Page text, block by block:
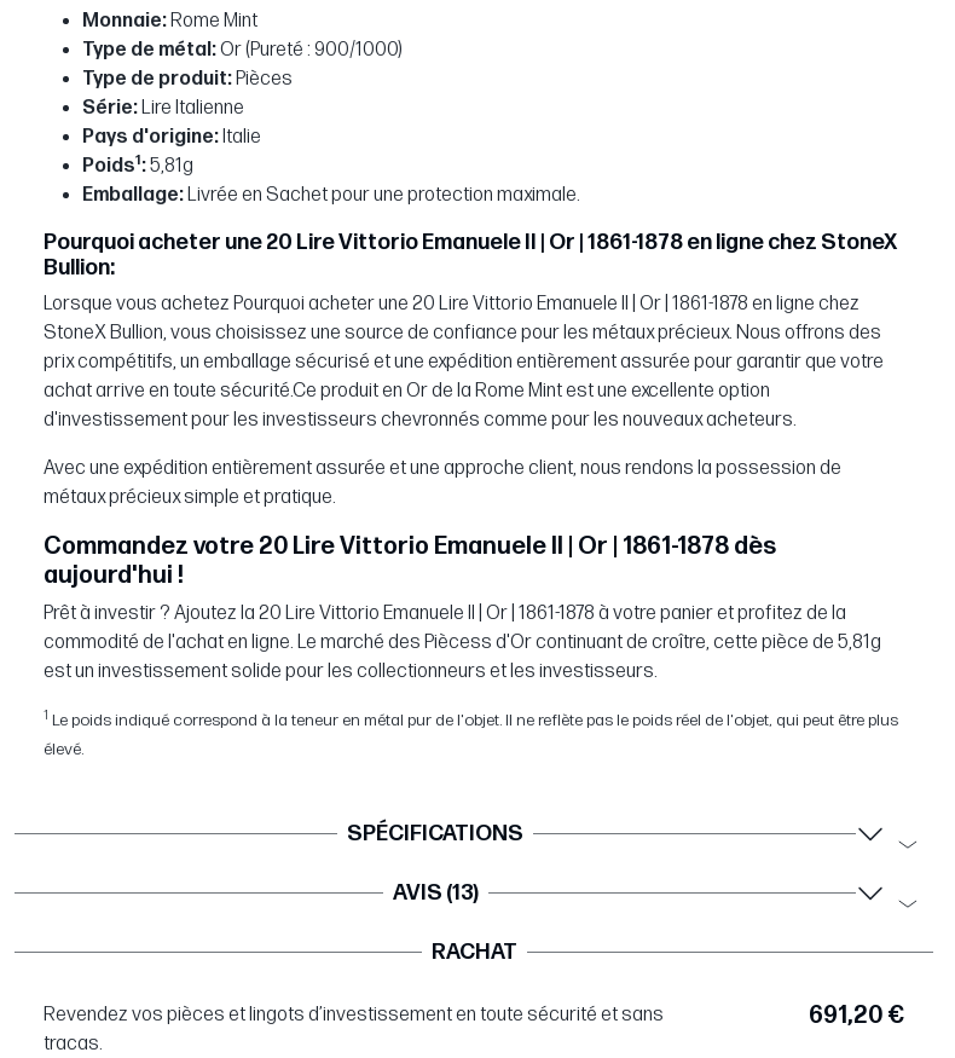
Monnaie:Rome Mint
Type de métal:Or (Pureté : 900/1000)
Type de produit:Pièces
Série:Lire Italienne
Pays d'origine:Italie
Poids1:5,81g
Emballage:Livrée en Sachet pour une protection maximale.
Pourquoi acheter une 20 Lire Vittorio Emanuele II | Or | 1861-1878 en ligne chez StoneX
Bullion:
Lorsque vous achetez Pourquoi acheter une 20 Lire Vittorio Emanuele II | Or | 1861-1878 en ligne chez
StoneX Bullion, vous choisissez une source de confiance pour les métaux précieux. Nous offrons des
prix compétitifs, un emballage sécurisé et une expédition entièrement assurée pour garantir que votre
achat arrive en toute sécurité.Ce produit en Or de la Rome Mint est une excellente option
d'investissement pour les investisseurs chevronnés comme pour les nouveaux acheteurs.
Avec une expédition entièrement assurée et une approche client, nous rendons la possession de
métaux précieux simple et pratique.
Commandez votre 20 Lire Vittorio Emanuele II | Or | 1861-1878 dès
aujourd'hui !
Prêt à investir ? Ajoutez la 20 Lire Vittorio Emanuele II | Or | 1861-1878 à votre panier et profitez de la
commodité de l'achat en ligne. Le marché des Piècess d'Or continuant de croître, cette pièce de 5,81g
est un investissement solide pour les collectionneurs et les investisseurs.
1 Le poids indiqué correspond à la teneur en métal pur de l'objet. Il ne reflète pas le poids réel de l'objet, qui peut être plus
élevé.
SPÉCIFICATIONS
AVIS (13)
RACHAT
691,20 €
Revendez vos pièces et lingots d’investissement en toute sécurité et sans
tracas.